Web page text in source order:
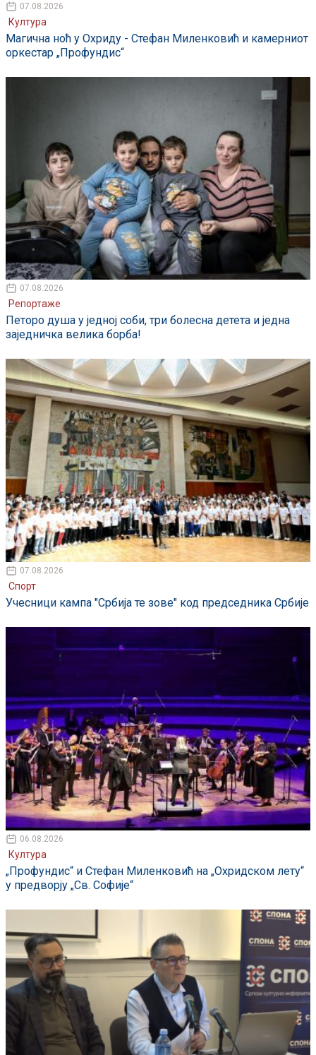
07.08.2026
Култура
Магична ноћ у Охриду - Стефан Миленковић и камерниот
оркестар „Профундис“
07.08.2026
Репортаже
Петоро душа у једној соби, три болесна детета и једна
заједничка велика борба!
07.08.2026
Спорт
Учесници кампа "Србија те зове" код председника Србије
06.08.2026
Култура
„Профундис“ и Стефан Миленковић на „Охридском лету“
у предворју „Св. Софије“